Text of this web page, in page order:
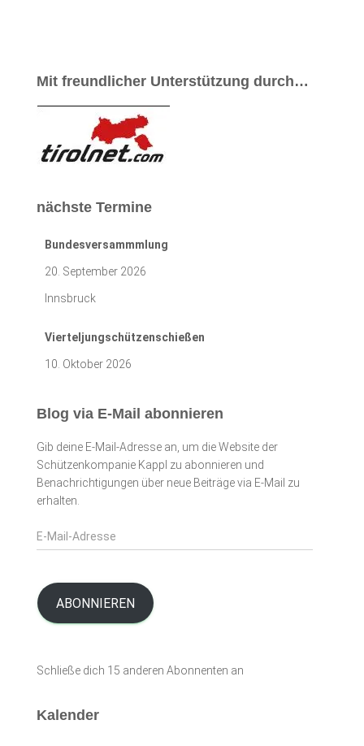
Mit freundlicher Unterstützung durch…
nächste Termine
Bundesversammmlung
20. September 2026
Innsbruck
Vierteljungschützenschießen
10. Oktober 2026
Blog via E-Mail abonnieren
Gib deine E-Mail-Adresse an, um die Website der
Schützenkompanie Kappl zu abonnieren und
Benachrichtigungen über neue Beiträge via E-Mail zu
erhalten.
E
-
i
d
e
ABONNIEREN
Schließe dich 15 anderen Abonnenten an
Kalender